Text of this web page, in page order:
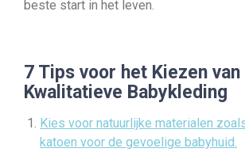
beste start in het leven.
7 Tips voor het Kiezen van
Kwalitatieve Babykleding
Kies voor natuurlijke materialen
katoen voor de gevoelige babyhuid.